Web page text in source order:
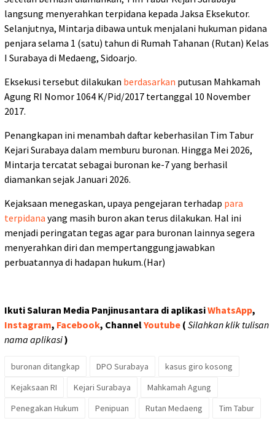
langsung menyerahkan terpidana kepada Jaksa Eksekutor.
Selanjutnya, Mintarja dibawa untuk menjalani hukuman pidana
penjara selama 1 (satu) tahun di Rumah Tahanan (Rutan) Kelas
I Surabaya di Medaeng, Sidoarjo.
Eksekusi tersebut dilakukan berdasarkan putusan Mahkamah
Agung RI Nomor 1064 K/Pid/2017 tertanggal 10 November
2017.
Penangkapan ini menambah daftar keberhasilan Tim Tabur
Kejari Surabaya dalam memburu buronan. Hingga Mei 2026,
Mintarja tercatat sebagai buronan ke-7 yang berhasil
diamankan sejak Januari 2026.
Kejaksaan menegaskan, upaya pengejaran terhadap para
terpidana yang masih buron akan terus dilakukan. Hal ini
menjadi peringatan tegas agar para buronan lainnya segera
menyerahkan diri dan mempertanggungjawabkan
perbuatannya di hadapan hukum.(Har)
Ikuti Saluran Media Panjinusantara di aplikasiWhatsApp,
Instagram, Facebook, ChannelYoutube ( Silahkan klik tulisan
nama aplikasi)
buronan ditangkap DPO Surabaya
kasus giro kosong
Kejaksaan RI
Kejari Surabaya
Mahkamah Agung
Penegakan Hukum
Penipuan Rutan Medaeng Tim Tabur